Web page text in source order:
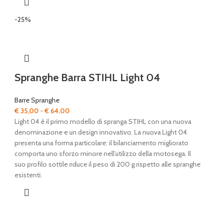
-25%
Spranghe Barra STIHL Light 04
Barre Spranghe
€ 35,00 - € 64,00
di
prezzo:
da
€ 35,00
a
Light 04 è il primo modello di spranga STIHL con una nuova
denominazione e un design innovativo. La nuova Light 04
presenta una forma particolare: il bilanciamento migliorato
comporta uno sforzo minore nell’utilizzo della motosega. Il
suo profilo sottile riduce il peso di 200 g rispetto alle spranghe
esistenti.